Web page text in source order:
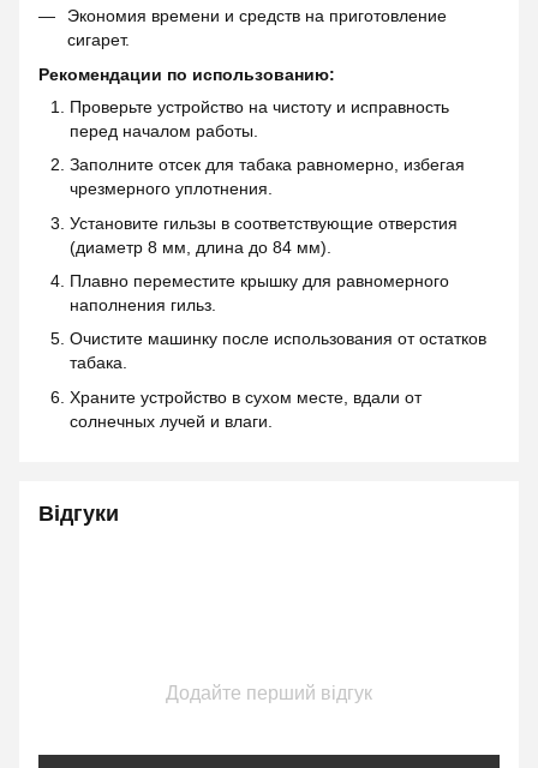
Экономия времени и средств на приготовление
сигарет.
Рекомендации по использованию:
Проверьте устройство на чистоту и исправность
перед началом работы.
Заполните отсек для табака равномерно, избегая
чрезмерного уплотнения.
Установите гильзы в соответствующие отверстия
(диаметр 8 мм, длина до 84 мм).
Плавно переместите крышку для равномерного
наполнения гильз.
Очистите машинку после использования от остатков
табака.
Храните устройство в сухом месте, вдали от
солнечных лучей и влаги.
Відгуки
Додайте перший відгук